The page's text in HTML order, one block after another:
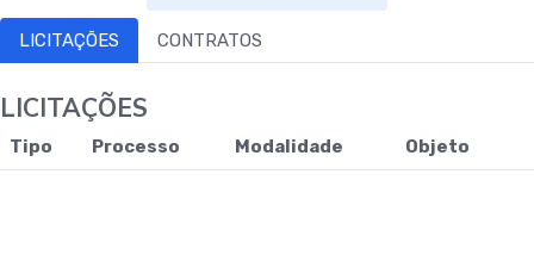
LICITAÇÕES CONTRATOS
LICITAÇÕES
Tipo Processo Modalidade Objeto